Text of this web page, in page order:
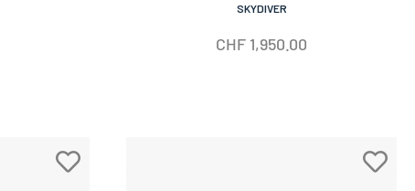
SKYDIVER
CHF 1,950.00